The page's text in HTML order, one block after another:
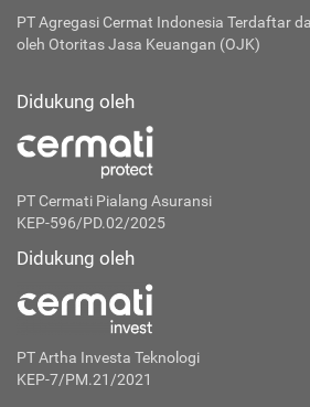
PT Agregasi Cermat Indonesia Terdaftar
oleh Otoritas Jasa Keuangan (OJK)
Didukung oleh
PT Cermati Pialang Asuransi
KEP-596/PD.02/2025
Didukung oleh
PT Artha Investa Teknologi
KEP-7/PM.21/2021